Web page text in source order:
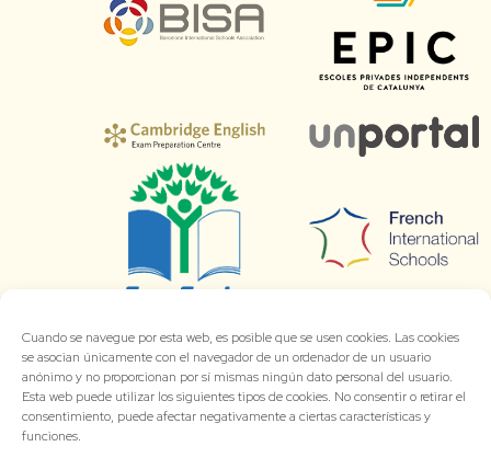
Cuando se navegue por esta web, es posible que se usen cookies. Las cookies
se asocian únicamente con el navegador de un ordenador de un usuario
anónimo y no proporcionan por sí mismas ningún dato personal del usuario.
Esta web puede utilizar los siguientes tipos de cookies. No consentir o retirar el
consentimiento, puede afectar negativamente a ciertas características y
funciones.